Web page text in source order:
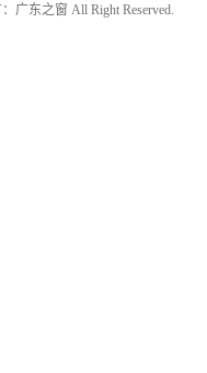
广东之窗 All Right Reserved.